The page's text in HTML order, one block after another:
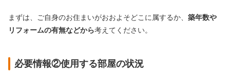
まずは、ご自身のお住まいがおおよそどこに属するか、 築年数や
リフォームの有無などから考えてください。
必要情報②使用する部屋の状況